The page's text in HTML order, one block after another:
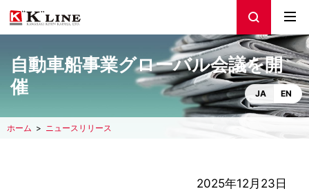
自動車船事業グローバル会議を開
催
JA EN
ホーム ニュースリリース
2025年12月23日